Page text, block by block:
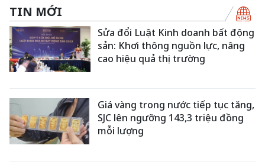
TIN MỚI
Sửa đổi Luật Kinh doanh bất động
sản: Khơi thông nguồn lực, nâng
cao hiệu quả thị trường
Giá vàng trong nước tiếp tục tăng,
SJC lên ngưỡng 143,3 triệu đồng
mỗi lượng